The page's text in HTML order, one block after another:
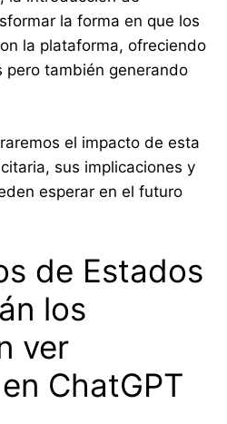
la forma en que los
la plataforma, ofreciendo
pero también generando
el impacto de esta
sus implicaciones y
esperar en el futuro
de Estados
los
ver
ChatGPT